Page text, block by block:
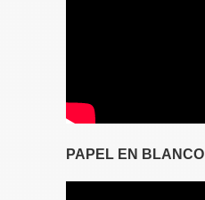
PAPEL EN BLANCO